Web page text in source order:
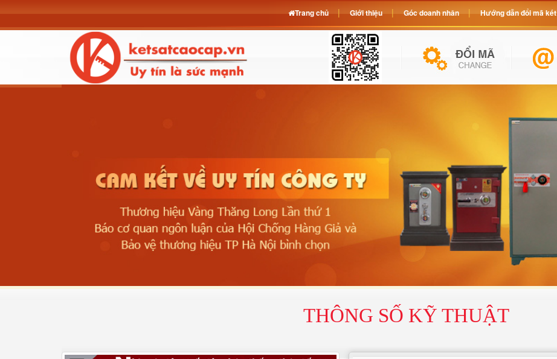
THÔNG SỐ KỸ THUẬT
Trang chủ Giới thiệu Góc doanh nhân Hướng dẫn đổi mã két